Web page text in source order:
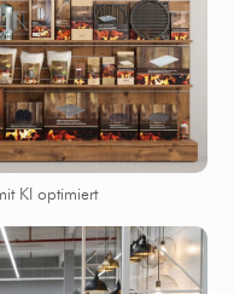
KI optimiert